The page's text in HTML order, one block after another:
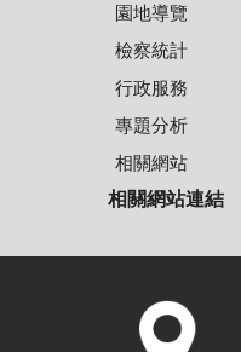
園地導覽
檢察統計
行政服務
專題分析
相關網站
相關網站連結